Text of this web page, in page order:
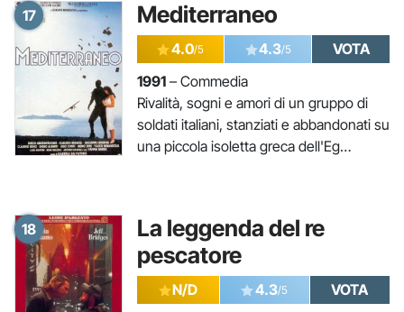
17 Mediterraneo
4.0/5 4.3/5
VOTA
1991 – Commedia
Rivalità, sogni e amori di un gruppo di
soldati italiani, stanziati e abbandonati su
una piccola isoletta greca dell'Eg…
18
La leggenda del re
pescatore
N/D 4.3/5
VOTA